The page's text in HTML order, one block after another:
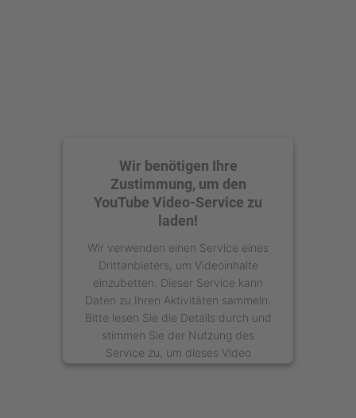
Wir benötigen Ihre
Zustimmung, um den
YouTube Video-Service zu
laden!
Wir verwenden einen Service eines
Drittanbieters, um Videoinhalte
einzubetten. Dieser Service kann
Daten zu Ihren Aktivitäten sammeln.
Bitte lesen Sie die Details durch und
stimmen Sie der Nutzung des
Service zu, um dieses Video
anzusehen.